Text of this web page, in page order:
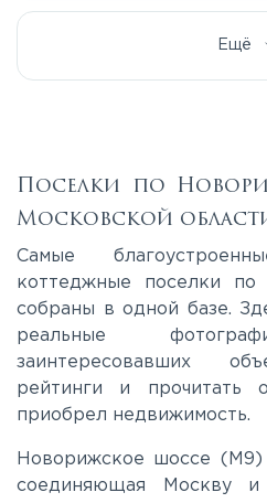
Киевское
Ещё
Поселки по
Московской
Самые
коттеджные поселки по
собраны в одной базе.
реальные
заинтересовавших
рейтинги и прочитать
приобрел недвижимость.
Новорижское шоссе (М9)
соединяющая Москву